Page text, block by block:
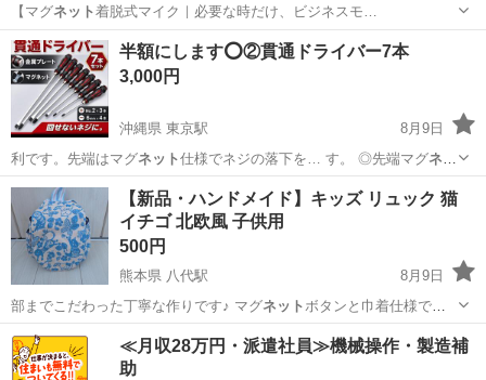
【マグネット着脱式マイク｜必要な時だけ、ビジネスモ…
愛媛 大洲市 伊予大洲駅 携帯アクセサリー マイク
半額にします⭕②貫通ドライバー7本
3,000円
沖縄県 東京駅
8月9日
利です。先端はマグネット 仕様でネジの落下を… す。 ◎先端マグネッ
ト仕様 ネジを保持し… イバー ・先端マグネット仕様 ・ボルスター…
沖縄 宜野湾市 東京駅 メンテナンス用品
​【新品・ハンドメイド】キッズ リュック 猫
イチゴ 北欧風 子供用
500円
熊本県 八代駅
8月9日
部までこだわった丁寧な作りです♪ マグネット ボタンと巾着仕様で、
小さなお子様でも使…
熊本 八代市 八代駅 バッグ
≪月収28万円・派遣社員≫機械操作・製造補
助